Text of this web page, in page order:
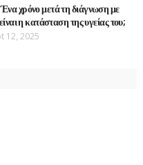
χρόνο μετά τη διάγνωση με
η κατάσταση της υγείας του;
12, 2025